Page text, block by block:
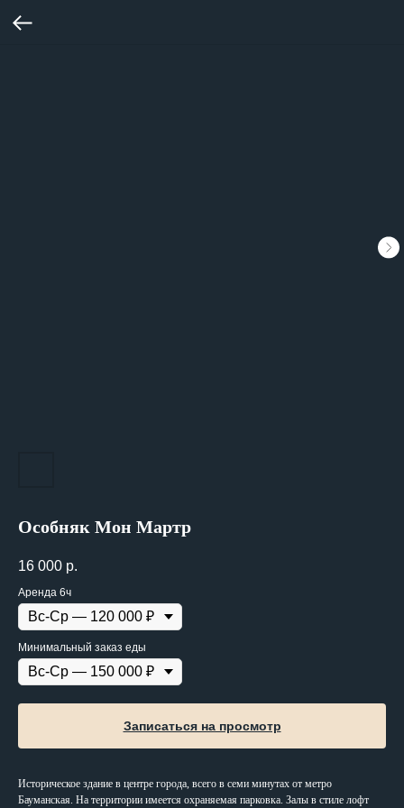
Особняк Мон Мартр
16 000 р.
Аренда 6ч
Минимальный заказ еды
Записаться на просмотр
Историческое здание в центре города, всего в семи минутах от метро
Бауманская. На территории имеется охраняемая парковка. Залы в стиле лофт